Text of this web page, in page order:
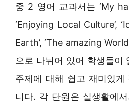
중 2 영어 교과서는 ‘My
‘Enjoying Local Culture’,
Earth’, ‘The amazing
으로 나뉘어 있어 학생들이
주제에 대해 쉽고 재미있
니다. 각 단원은 실생활에